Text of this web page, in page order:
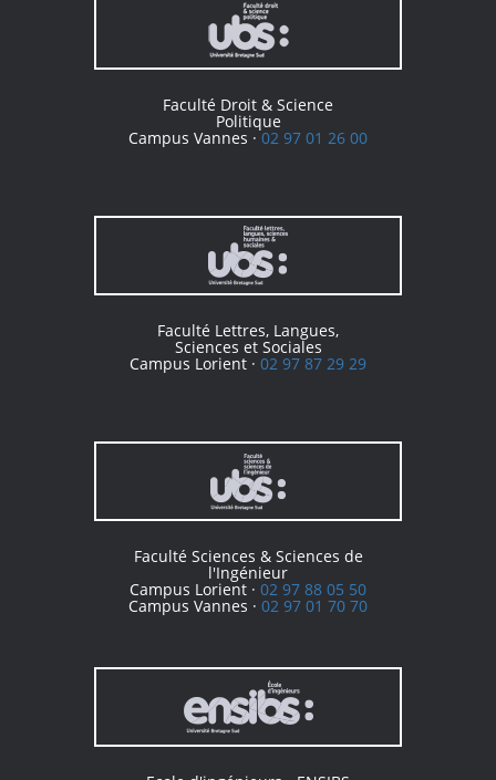
Faculté Droit & Science
Politique
Campus Vannes · 02 97 01 26 00
Faculté Lettres, Langues,
Sciences et Sociales
Campus Lorient · 02 97 87 29 29
Faculté Sciences & Sciences de
l'Ingénieur
Campus Lorient · 02 97 88 05 50
Campus Vannes · 02 97 01 70 70